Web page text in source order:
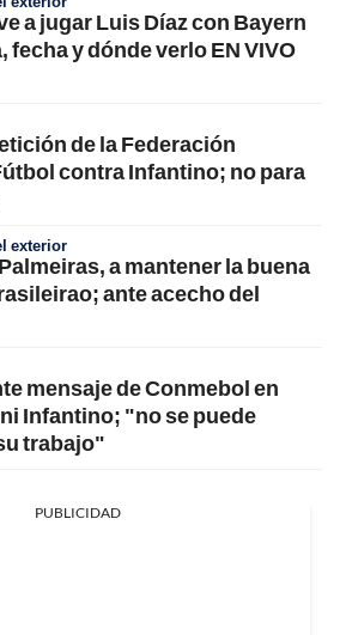
a jugar Luis Díaz con Bayern
fecha y dónde verlo EN VIVO
de la Federación
contra Infantino; no para
exterior
a mantener la buena
ante acecho del
mensaje de Conmebol en
Infantino; "no se puede
trabajo"
PUBLICIDAD